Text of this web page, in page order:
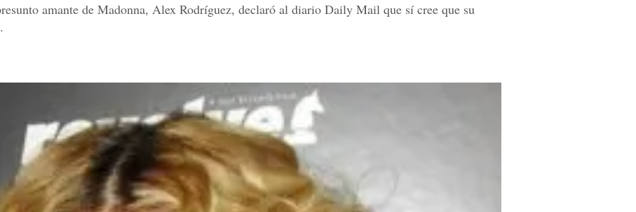
amante de Madonna, Alex Rodríguez, declaró al diario Daily Mail que sí cree que su